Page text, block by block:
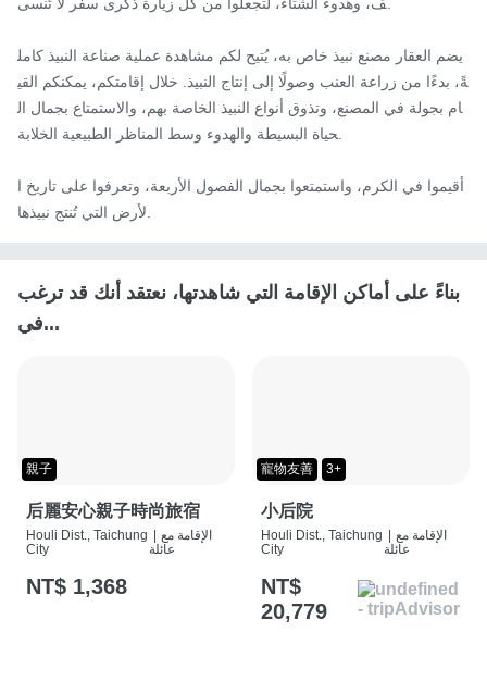
ف، وهدوء الشتاء، لتجعلوا من كل زيارة ذكرى سفر لا تُنسى.
يضم العقار مصنع نبيذ خاص به، يُتيح لكم مشاهدة عملية صناعة النبيذ كامل
ةً، بدءًا من زراعة العنب وصولًا إلى إنتاج النبيذ. خلال إقامتكم، يمكنكم القي
ام بجولة في المصنع، وتذوق أنواع النبيذ الخاصة بهم، والاستمتاع بجمال ال
حياة البسيطة والهدوء وسط المناظر الطبيعية الخلابة.
أقيموا في الكرم، واستمتعوا بجمال الفصول الأربعة، وتعرفوا على تاريخ ا
لأرض التي تُنتج نبيذها.
بناءً على أماكن الإقامة التي شاهدتها، نعتقد أنك قد ترغب
في...
親子
后麗安心親子時尚旅宿
Houli Dist., Taichung
City
الإقامة مع
عائلة
NT$ 1,368
寵物友善 3+
小后院
Houli Dist., Taichung
City
الإقامة مع
عائلة
NT$
20,779